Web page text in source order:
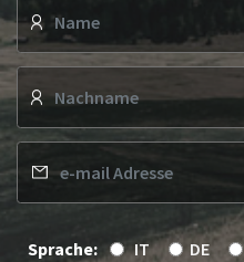
Sprache: IT DE